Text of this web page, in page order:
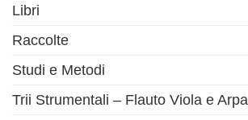
Libri
Raccolte
Studi e Metodi
Trii Strumentali – Flauto Viola e Arpa